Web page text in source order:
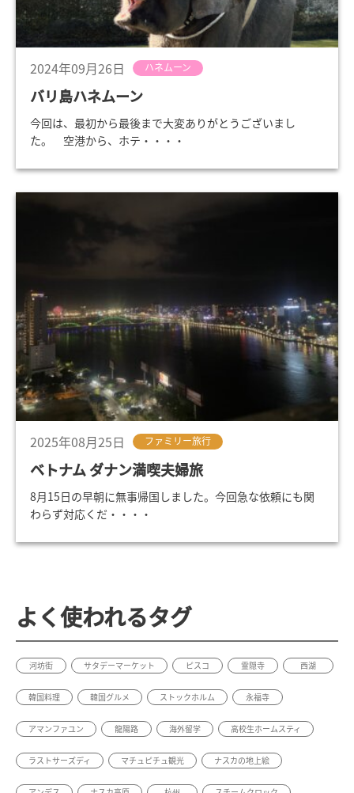
2024年09月26日 ハネムーン
バリ島ハネムーン
今回は、最初から最後まで大変ありがとうございまし
た。 空港から、ホテ・・・・
2025年08月25日 ファミリー旅行
ベトナム ダナン満喫夫婦旅
8月15日の早朝に無事帰国しました。今回急な依頼にも関
わらず対応くだ・・・・
よく使われるタグ
河坊街 サタデーマーケット ピスコ 霊隠寺 西湖
韓国料理 韓国グルメ ストックホルム 永福寺
アマンファユン 龍陽路 海外留学 高校生ホームスティ
ラストサーズディ マチュピチュ観光 ナスカの地上絵